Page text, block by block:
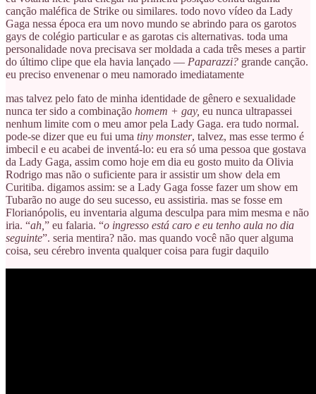
canção maléfica de Strike ou similares. todo novo vídeo da Lady
Gaga nessa época era um novo mundo se abrindo para os garotos
gays de colégio particular e as garotas cis alternativas. toda uma
personalidade nova precisava ser moldada a cada três meses a partir
do último clipe que ela havia lançado — Paparazzi? grande canção.
eu preciso envenenar o meu namorado imediatamente
mas talvez pelo fato de minha identidade de gênero e sexualidade
nunca ter sido a combinação homem + gay, eu nunca ultrapassei
nenhum limite com o meu amor pela Lady Gaga. era tudo normal.
pode-se dizer que eu fui uma tiny monster, talvez, mas esse termo é
imbecil e eu acabei de inventá-lo: eu era só uma pessoa que gostava
da Lady Gaga, assim como hoje em dia eu gosto muito da Olivia
Rodrigo mas não o suficiente para ir assistir um show dela em
Curitiba. digamos assim: se a Lady Gaga fosse fazer um show em
Tubarão no auge do seu sucesso, eu assistiria. mas se fosse em
Florianópolis, eu inventaria alguma desculpa para mim mesma e não
iria. “ah, ” eu falaria. “o ingresso está caro e eu tenho aula no dia
seguinte”. seria mentira? não. mas quando você não quer alguma
coisa, seu cérebro inventa qualquer coisa para fugir daquilo